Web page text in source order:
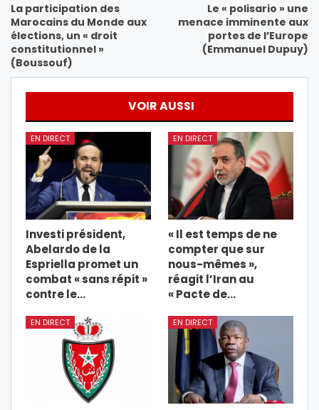
La participation des
Marocains du Monde aux
élections, un « droit
constitutionnel »
(Boussouf)
Le « polisario » une
menace imminente aux
portes de l’Europe
(Emmanuel Dupuy)
VOIR AUSSI
EN DIRECT
Investi président,
Abelardo de la
Espriella promet un
combat « sans répit »
contre le…
EN DIRECT
« Il est temps de ne
compter que sur
nous-mêmes »,
réagit l’Iran au
« Pacte de…
EN DIRECT EN DIRECT